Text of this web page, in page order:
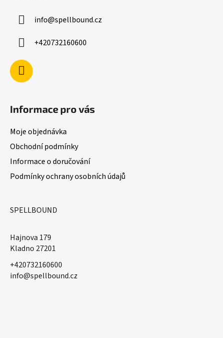
info@spellbound.cz
+420732160600
Informace pro vás
Moje objednávka
Obchodní podmínky
Informace o doručování
Podmínky ochrany osobních údajů
SPELLBOUND
Hajnova 179
Kladno 27201
+420732160600
​info@spellbound.cz